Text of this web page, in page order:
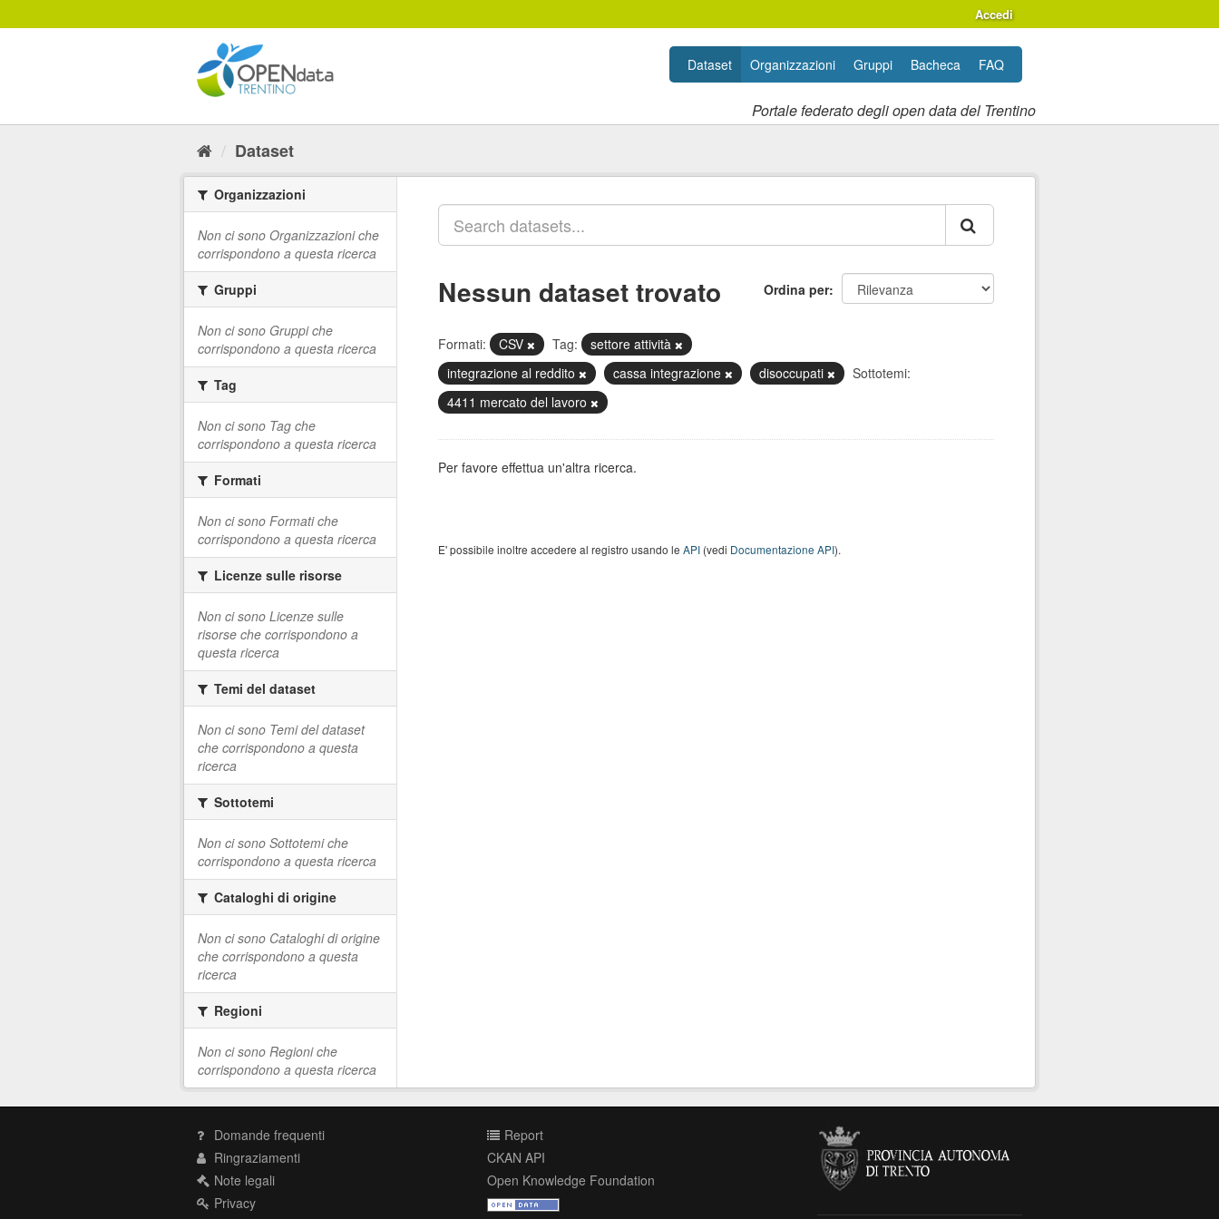
al
Accedi
Portale federato degli open data del Trentino
Dataset Organizzazioni Gruppi Bacheca FAQ
Dataset
Organizzazioni
Non ci sono Organizzazioni che
corrispondono a questa ricerca
Gruppi
Non ci sono Gruppi che
corrispondono a questa ricerca
Tag
Non ci sono Tag che
corrispondono a questa ricerca
Formati
Non ci sono Formati che
corrispondono a questa ricerca
Licenze sulle risorse
Non ci sono Licenze sulle
risorse che corrispondono a
questa ricerca
Temi del dataset
Non ci sono Temi del dataset
che corrispondono a questa
ricerca
Sottotemi
Non ci sono Sottotemi che
corrispondono a questa ricerca
Cataloghi di origine
Non ci sono Cataloghi di origine
che corrispondono a questa
ricerca
Regioni
Non ci sono Regioni che
corrispondono a questa ricerca
Ordina per
Nessun dataset trovato
Formati: CSV Tag:
settore attività
integrazione al reddito
cassa integrazione disoccupati
Sottotemi:
4411 mercato del lavoro
Per favore effettua un'altra ricerca.
E' possibile inoltre accedere al registro usando le API(vedi Documentazione API).
Domande frequenti
Ringraziamenti
Note legali
Privacy
Report
CKAN API
Open Knowledge Foundation